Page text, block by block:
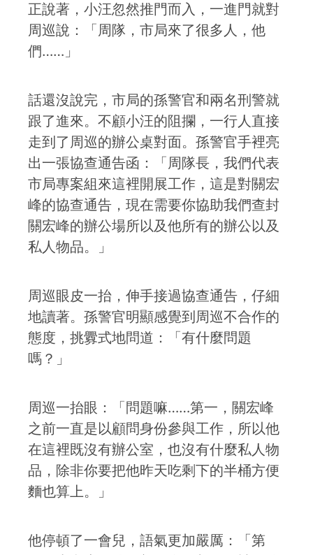
正說著，小汪忽然推門而入，一進門就對
周巡說：「周隊，市局來了很多人，他
們……」
話還沒說完，市局的孫警官和兩名刑警就
跟了進來。不顧小汪的阻攔，一行人直接
走到了周巡的辦公桌對面。孫警官手裡亮
出一張協查通告函：「周隊長，我們代表
市局專案組來這裡開展工作，這是對關宏
峰的協查通告，現在需要你協助我們查封
關宏峰的辦公場所以及他所有的辦公以及
私人物品。」
周巡眼皮一抬，伸手接過協查通告，仔細
地讀著。孫警官明顯感覺到周巡不合作的
態度，挑釁式地問道：「有什麼問題
嗎？」
周巡一抬眼：「問題嘛……第一，關宏峰
之前一直是以顧問身份參與工作，所以他
在這裡既沒有辦公室，也沒有什麼私人物
品，除非你要把他昨天吃剩下的半桶方便
麵也算上。」
他停頓了一會兒，語氣更加嚴厲：「第